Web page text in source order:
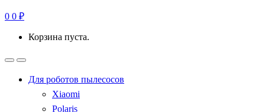
0 0 ₽
Корзина пуста.
Для роботов пылесосов
Xiaomi
Polaris